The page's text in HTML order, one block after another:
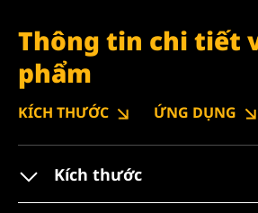
Thông tin chi tiết
phẩm
KÍCH THƯỚC ỨNG DỤNG
Kích thước